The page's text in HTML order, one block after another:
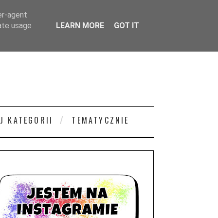
KATEGORII TEMATYCZNIE
agent
usage
LEARN MORE GOT IT